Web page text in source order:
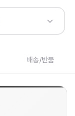
배송/반품